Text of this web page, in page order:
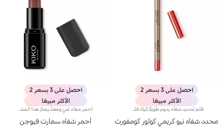
احصل على 3 بسعر 2
الأكثر مبيعًا
محدد شفاه نيو كريمي كولور كومفورت
احصل على 3 بسعر 2
الأكثر مبيعًا
أحمر شفاه سمارت فيوجن